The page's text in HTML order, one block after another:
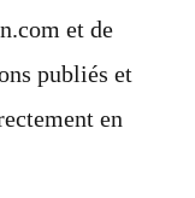
et de
publiés et
en